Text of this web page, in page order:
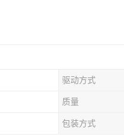
驱动方式
质量
包装方式